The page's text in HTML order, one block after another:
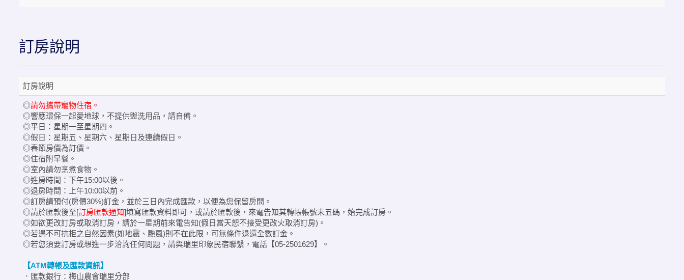
訂房說明
訂房說明
◎請勿攜帶寵物住宿。
◎響應環保一起愛地球，不提供盥洗用品，請自備。
◎平日：星期一至星期四。
◎假日：星期五、星期六、星期日及連續假日。
◎春節房價為訂價。
◎住宿附早餐。
◎室內請勿烹煮食物。
◎進房時間：下午15:00以後。
◎退房時間：上午10:00以前。
◎訂房請預付(房價30%)訂金，並於三日內完成匯款，以便為您保留房間。
◎請於匯款後至[訂房匯款通知]填寫匯款資料即可，或請於匯款後，來電告知其轉帳帳號末五碼，始完成訂房。
◎如欲更改訂房或取消訂房，請於一星期前來電告知(假日當天恕不接受更改火取消訂房)。
◎若遇不可抗拒之自然因素(如地震、颱風)則不在此限，可無條件退還全數訂金。
◎若您須要訂房或想進一步洽詢任何問題，請與瑞里印象民宿聯繫，電話【05-2501629】。
【ATM轉帳及匯款資訊】
．匯款銀行：梅山農會瑞里分部